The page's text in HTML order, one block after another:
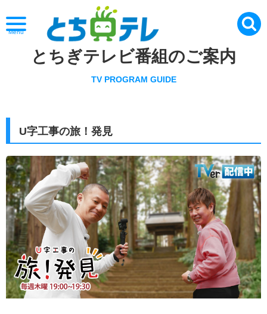
Menu
とちぎテレビ番組のご案内
TV PROGRAM GUIDE
U字工事の旅！発見